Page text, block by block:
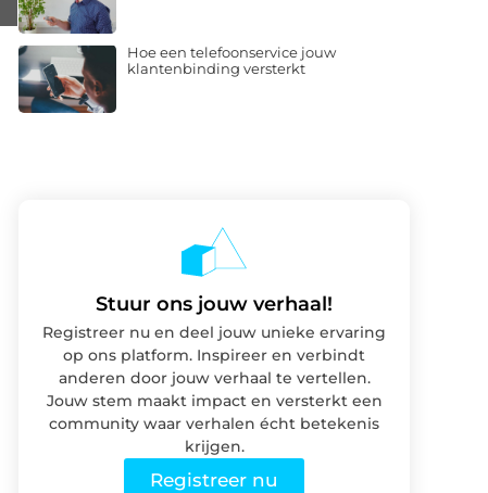
Hoe een telefoonservice jouw
klantenbinding versterkt
Stuur ons jouw verhaal!
Registreer nu en deel jouw unieke ervaring
op ons platform. Inspireer en verbindt
anderen door jouw verhaal te vertellen.
Jouw stem maakt impact en versterkt een
community waar verhalen écht betekenis
krijgen.
Registreer nu